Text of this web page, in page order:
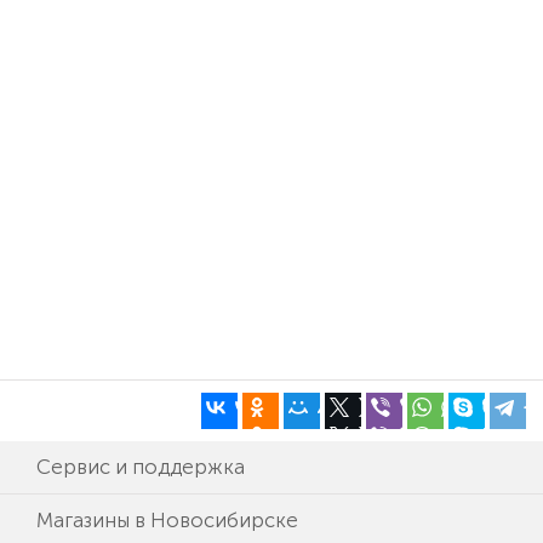
Сервис и поддержка
Магазины в Новосибирске